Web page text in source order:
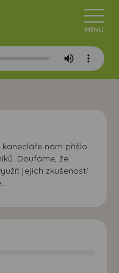
nám přišlo
Doufáme, že
jejich zkušeností